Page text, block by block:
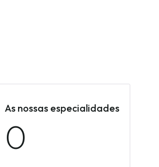
As nossas especialidades
0